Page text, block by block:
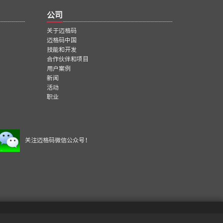
公司
关于迈格码
迈格码中国
技能和开发
合作伙伴和项目
用户案例
新闻
活动
职业
关注迈格码微信公众号！